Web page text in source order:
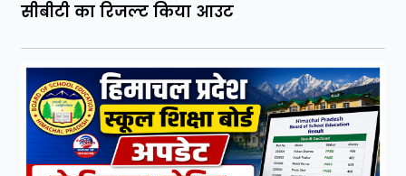
सीबीटी का रिजल्ट किया आउट